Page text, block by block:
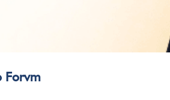
Forvm